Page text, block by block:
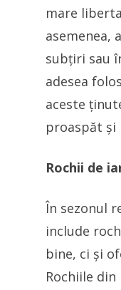
mare
asemenea,
subțiri sau
adesea
aceste
proaspăt și
Rochii de
În sezonul
include
bine, ci și
Rochiile